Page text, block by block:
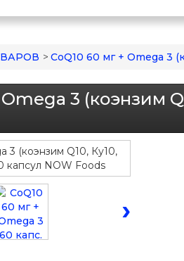
> CoQ10 60 мг + Omega 3
Omega 3 (коэнзим
›